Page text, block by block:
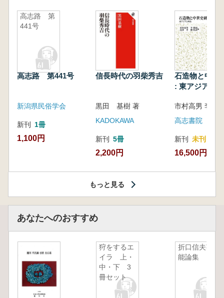
高志路 第
441号
高志路 第441号
新潟県民俗学会
新刊 1冊
1,100円
信長時代の羽柴秀吉
黒田 基樹 著
KADOKAWA
新刊 5冊
2,200円
石造物と中世
: 東アジアと
高志書院
新刊 未刊
16,500円
もっと見る
あなたへのおすすめ
狩をするエ
イラ 上・
中・下 3
冊セット
折口信夫芸
能論集